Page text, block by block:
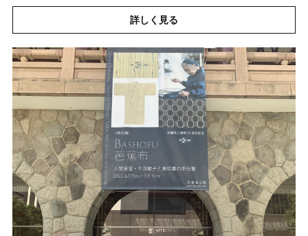
詳しく見る